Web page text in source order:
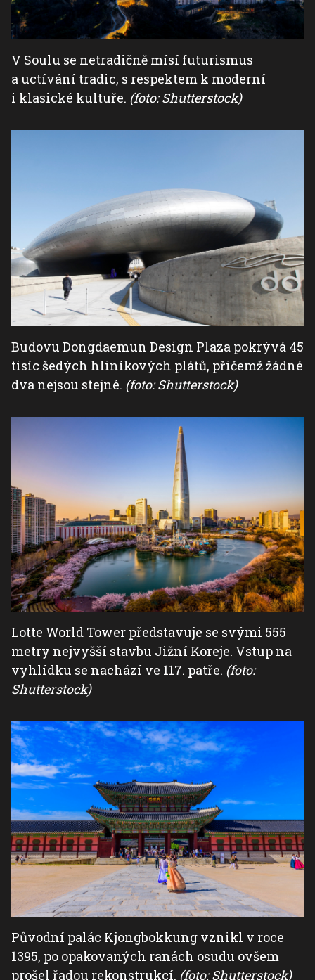
V Soulu se netradičně mísí futurismus
a uctívání tradic, s respektem k moderní
i klasické kultuře. (foto: Shutterstock)
Budovu Dongdaemun Design Plaza pokrývá 45
tisíc šedých hliníkových plátů, přičemž žádné
dva nejsou stejné. (foto: Shutterstock)
Lotte World Tower představuje se svými 555
metry nejvyšší stavbu Jižní Koreje. Vstup na
vyhlídku se nachází ve 117. patře. (foto:
Shutterstock)
Původní palác Kjongbokkung vznikl v roce
1395, po opakovaných ranách osudu ovšem
prošel řadou rekonstrukcí. (foto: Shutterstock)